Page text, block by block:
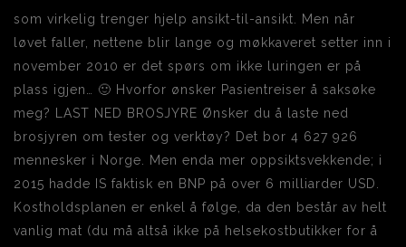
som virkelig trenger hjelp ansikt-til-ansikt. Men når
løvet faller, nettene blir lange og møkkaveret setter inn i
november 2010 er det spørs om ikke luringen er på
plass igjen… 🙂 Hvorfor ønsker Pasientreiser å saksøke
meg? LAST NED BROSJYRE Ønsker du å laste ned
brosjyren om tester og verktøy? Det bor 4 627 926
mennesker i Norge. Men enda mer oppsiktsvekkende; i
2015 hadde IS faktisk en BNP på over 6 milliarder USD.
Kostholdsplanen er enkel å følge, da den består av helt
vanlig mat (du må altså ikke på helsekostbutikker for å